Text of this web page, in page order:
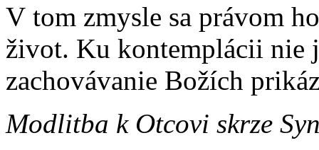
V tom zmysle sa právom
život. Ku kontemplácii nie
zachovávanie Bo­žích
Modlitba k Otcovi skrze